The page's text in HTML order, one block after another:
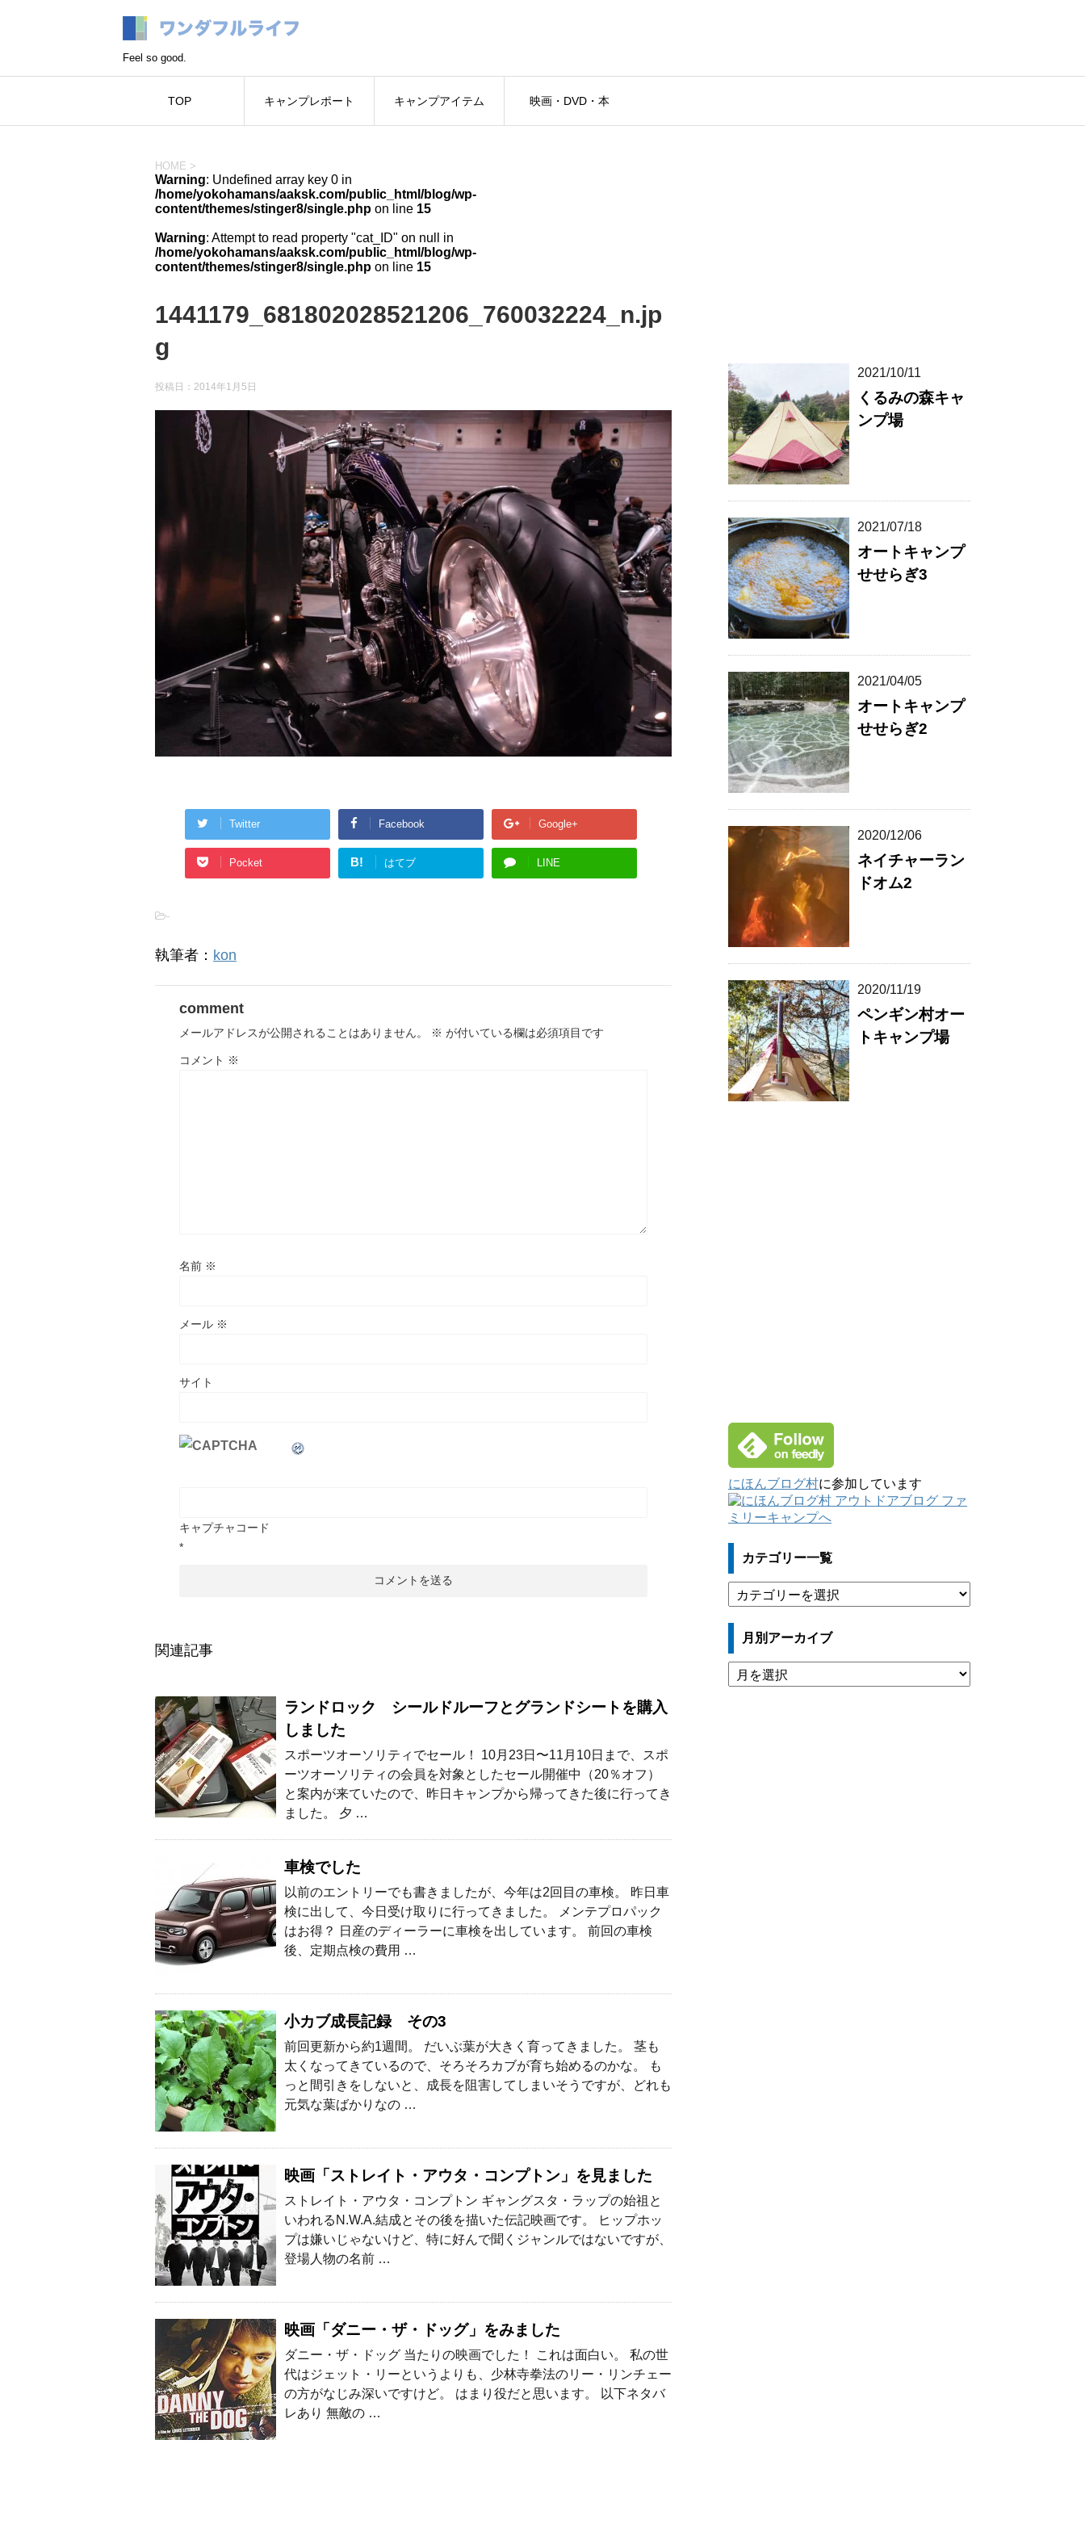
Feel so good.
TOP キャンプレポート キャンプアイテム 映画・DVD・本
HOME >
Warning: Undefined array key 0 in
/home/yokohamans/aaksk.com/public_html/blog/wp-
content/themes/stinger8/single.php on line 15
Warning: Attempt to read property "cat_ID" on null in
/home/yokohamans/aaksk.com/public_html/blog/wp-
content/themes/stinger8/single.php on line 15
1441179_681802028521206_760032224_n.jp
g
投稿日： 2014年1月5日
Twitter Facebook Google+
Pocket B! はてブ LINE
-
執筆者： kon
comment
メールアドレスが公開されることはありません。 ※ が付いている欄は必須項目です
コメント ※
名前 ※
メール ※
サイト
キャプチャコード
*
関連記事
ランドロック シールドルーフとグランドシートを購入
しました
スポーツオーソリティでセール！ 10月23日〜11月10日まで、スポ
ーツオーソリティの会員を対象としたセール開催中（20％オフ）
と案内が来ていたので、昨日キャンプから帰ってきた後に行ってき
ました。 夕 …
車検でした
以前のエントリーでも書きましたが、今年は2回目の車検。 昨日車
検に出して、今日受け取りに行ってきました。 メンテプロパック
はお得？ 日産のディーラーに車検を出しています。 前回の車検
後、定期点検の費用 …
小カブ成長記録 その3
前回更新から約1週間。 だいぶ葉が大きく育ってきました。 茎も
太くなってきているので、そろそろカブが育ち始めるのかな。 も
っと間引きをしないと、成長を阻害してしまいそうですが、どれも
元気な葉ばかりなの …
映画「ストレイト・アウタ・コンプトン」を見ました
ストレイト・アウタ・コンプトン ギャングスタ・ラップの始祖と
いわれるN.W.A.結成とその後を描いた伝記映画です。 ヒップホッ
プは嫌いじゃないけど、特に好んで聞くジャンルではないですが、
登場人物の名前 …
映画「ダニー・ザ・ドッグ」をみました
ダニー・ザ・ドッグ 当たりの映画でした！ これは面白い。 私の世
代はジェット・リーというよりも、少林寺拳法のリー・リンチェー
の方がなじみ深いですけど。 はまり役だと思います。 以下ネタバ
レあり 無敵の …
2021/10/11
くるみの森キャ
ンプ場
2021/07/18
オートキャンプ
せせらぎ3
2021/04/05
オートキャンプ
せせらぎ2
2020/12/06
ネイチャーラン
ドオム2
2020/11/19
ペンギン村オー
トキャンプ場
にほんブログ村に参加しています
カテゴリー一覧
テ
ゴ
ー
一
覧
月別アーカイブ
月
別